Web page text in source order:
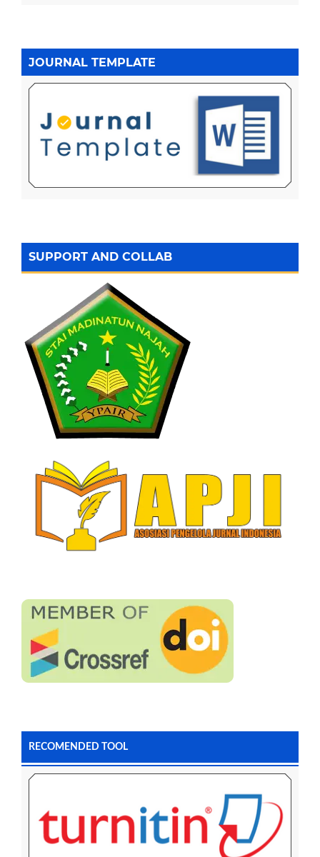
JOURNAL TEMPLATE
SUPPORT AND COLLAB
RECOMENDED TOOL